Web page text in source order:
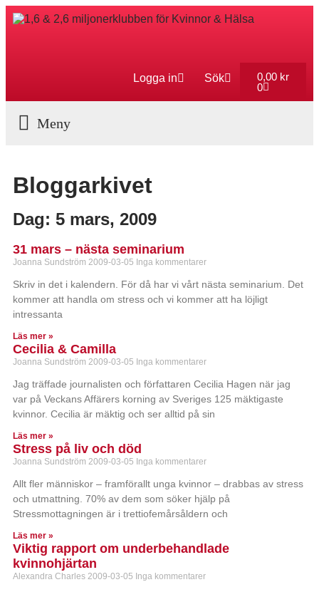
Logga in Sök 0,00 kr
0
Bloggarkivet
Dag: 5 mars, 2009
31 mars – nästa seminarium
Joanna Sundström 2009-03-05 Inga kommentarer
Skriv in det i kalendern. För då har vi vårt nästa seminarium. Det
kommer att handla om stress och vi kommer att ha löjligt
intressanta
Läs mer »
Cecilia & Camilla
Joanna Sundström 2009-03-05 Inga kommentarer
Jag träffade journalisten och författaren Cecilia Hagen när jag
var på Veckans Affärers korning av Sveriges 125 mäktigaste
kvinnor. Cecilia är mäktig och ser alltid på sin
Läs mer »
Stress på liv och död
Joanna Sundström 2009-03-05 Inga kommentarer
Allt fler människor – framförallt unga kvinnor – drabbas av stress
och utmattning. 70% av dem som söker hjälp på
Stressmottagningen är i trettiofemårsåldern och
Läs mer »
Viktig rapport om underbehandlade
kvinnohjärtan
Alexandra Charles 2009-03-05 Inga kommentarer